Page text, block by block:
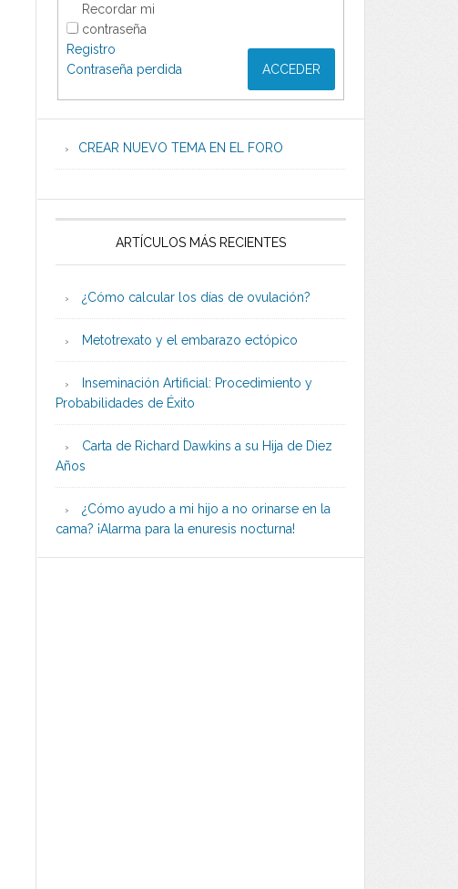
Recordar mi
contraseña
ACCEDER
Registro
Contraseña perdida
CREAR NUEVO TEMA EN EL FORO
ARTÍCULOS MÁS RECIENTES
¿Cómo calcular los días de ovulación?
Metotrexato y el embarazo ectópico
Inseminación Artificial: Procedimiento y
Probabilidades de Éxito
Carta de Richard Dawkins a su Hija de Diez
Años
¿Cómo ayudo a mi hijo a no orinarse en la
cama? ¡Alarma para la enuresis nocturna!